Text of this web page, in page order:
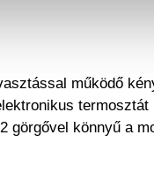
működő
görgővel könnyű a